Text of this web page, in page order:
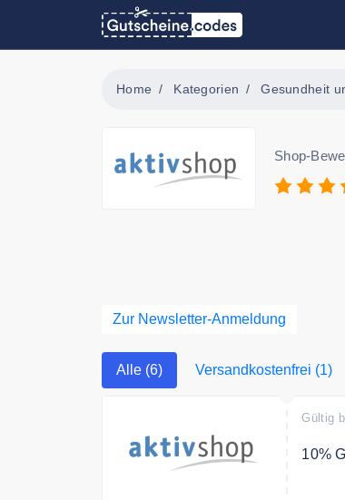
Home Kategorien Gesundheit
Shop-
Zur Newsletter-Anmeldung
Alle (6) Versandkostenfrei (1)
Gültig
10%